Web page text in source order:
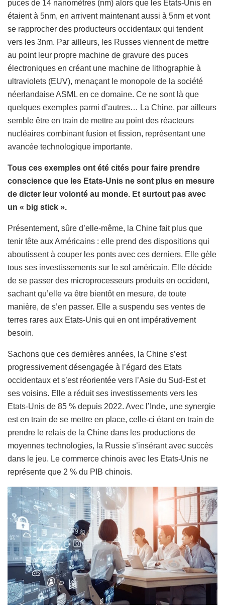
puces de 14 nanomètres (nm) alors que les Etats-Unis en
étaient à 5nm, en arrivent maintenant aussi à 5nm et vont
se rapprocher des producteurs occidentaux qui tendent
vers les 3nm. Par ailleurs, les Russes viennent de mettre
au point leur propre machine de gravure des puces
électroniques en créant une machine de lithographie à
ultraviolets (EUV), menaçant le monopole de la société
néerlandaise ASML en ce domaine. Ce ne sont là que
quelques exemples parmi d’autres… La Chine, par ailleurs
semble être en train de mettre au point des réacteurs
nucléaires combinant fusion et fission, représentant une
avancée technologique importante.
Tous ces exemples ont été cités pour faire prendre
conscience que les Etats-Unis ne sont plus en mesure
de dicter leur volonté au monde. Et surtout pas avec
un « big stick ».
Présentement, sûre d’elle-même, la Chine fait plus que
tenir tête aux Américains : elle prend des dispositions qui
aboutissent à couper les ponts avec ces derniers. Elle gèle
tous ses investissements sur le sol américain. Elle décide
de se passer des microprocesseurs produits en occident,
sachant qu’elle va être bientôt en mesure, de toute
manière, de s’en passer. Elle a suspendu ses ventes de
terres rares aux Etats-Unis qui en ont impérativement
besoin.
Sachons que ces dernières années, la Chine s’est
progressivement désengagée à l’égard des Etats
occidentaux et s’est réorientée vers l’Asie du Sud-Est et
ses voisins. Elle a réduit ses investissements vers les
Etats-Unis de 85 % depuis 2022. Avec l’Inde, une synergie
est en train de se mettre en place, celle-ci étant en train de
prendre le relais de la Chine dans les productions de
moyennes technologies, la Russie s’insérant avec succès
dans le jeu. Le commerce chinois avec les Etats-Unis ne
représente que 2 % du PIB chinois.